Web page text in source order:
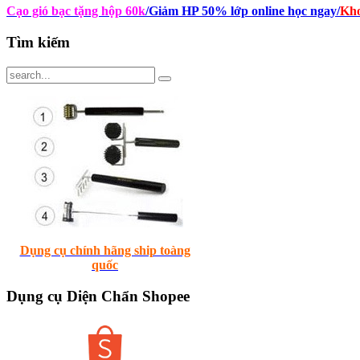
Cạo gió bạc tặng hộp 60k/Giảm HP 50% lớp online học ngay/
Tìm kiếm
Dụng cụ chính hãng ship toàng
quốc
Dụng cụ Diện Chẩn Shopee